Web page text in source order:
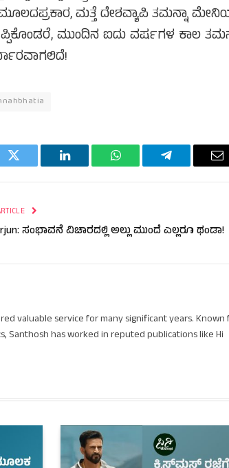
ಮತ್ತೆ ದೇಶವ್ಯಾಪಿ ತಮನ್ನಾ
ಮುಂದಿನ ಐದು ವರ್ಷಗಳ ಕಾಲ
Twitter LinkedIn WhatsAppTelegram
ಸಂಭಾವನೆ ವಿಚಾರದಲ್ಲಿ ಅಲ್ಲು ಮುಂದೆ ಎಲ್ಲರೂ ಥಂಡಾ!
valuable service for many significant years. Known
Santhosh has worked in reputed publications like Hi